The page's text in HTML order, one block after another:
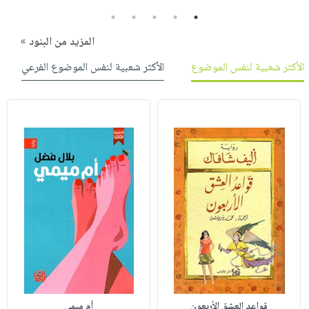
1
2
3
4
5
المزيد من البنود »
الأكثر شعبية لنفس الموضوع
الأكثر شعبية لنفس الموضوع الفرعي